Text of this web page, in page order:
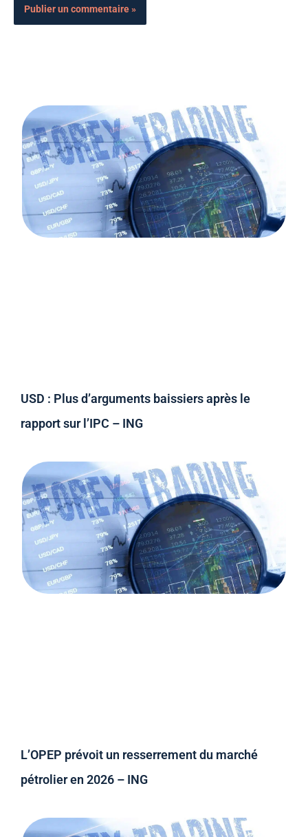
USD : Plus d’arguments baissiers après le
rapport sur l’IPC – ING
L’OPEP prévoit un resserrement du marché
pétrolier en 2026 – ING